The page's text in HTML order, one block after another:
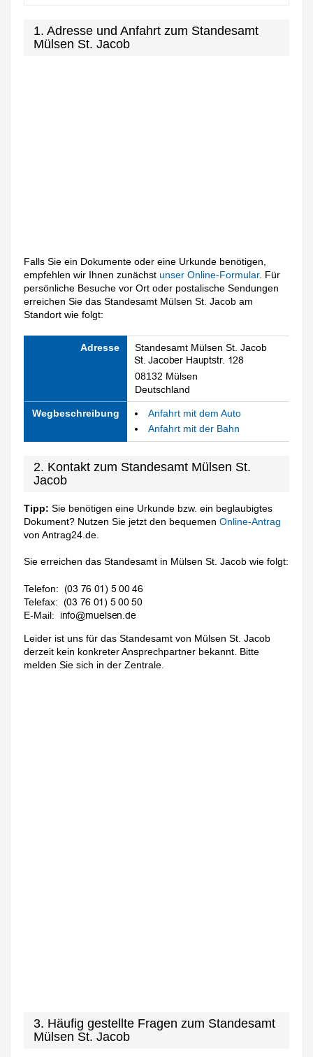
1. Adresse und Anfahrt zum Standesamt
Mülsen St. Jacob
Falls Sie ein Dokumente oder eine Urkunde benötigen,
empfehlen wir Ihnen zunächstunser Online-Formular. Für
persönliche Besuche vor Ort oder postalische Sendungen
erreichen Sie das Standesamt Mülsen St. Jacob am
Standort wie folgt:
Adresse Standesamt Mülsen St. Jacob
08132 Mülsen
Deutschland
Wegbeschreibung
Anfahrt mit dem Auto
Anfahrt mit der Bahn
2. Kontakt zum Standesamt Mülsen St.
Jacob
Tipp: Sie benötigen eine Urkunde bzw. ein beglaubigtes
Dokument? Nutzen Sie jetzt den bequemenOnline-Antrag
von Antrag24.de.
Sie erreichen das Standesamt in Mülsen St. Jacob wie folgt:
Telefon:
Telefax:
E-Mail:
Leider ist uns für das Standesamt von Mülsen St. Jacob
derzeit kein konkreter Ansprechpartner bekannt. Bitte
melden Sie sich in der Zentrale.
3. Häufig gestellte Fragen zum Standesamt
Mülsen St. Jacob